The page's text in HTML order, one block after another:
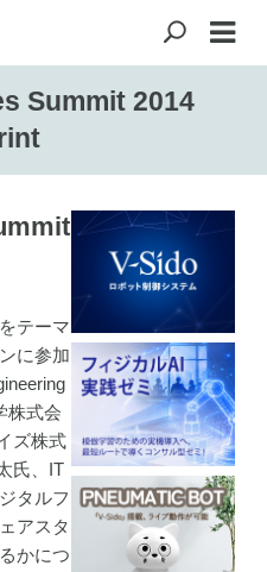
Summit 2014
テーマ
に参加
株式会
ズ株式
氏、 IT
タルフ
アスタ
かにつ